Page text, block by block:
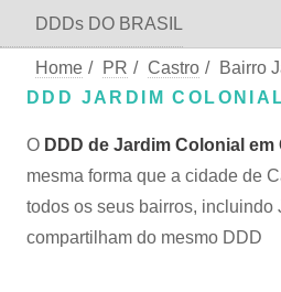
DDDs DO BRASIL
Home / PR / Castro /
Bairro
DDD JARDIM
O DDD de Jardim Colonial em
mesma forma que a cidade de
todos os seus bairros, incluindo
compartilham do mesmo DDD